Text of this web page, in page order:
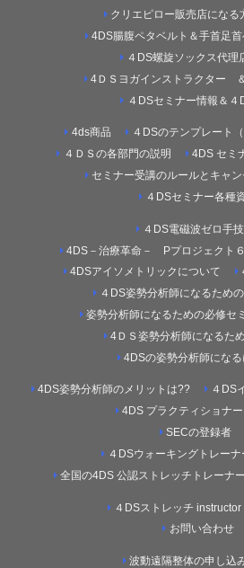
クリエピロー販売店になる
4DS腸腹ペタベルト＆手首足
４DS螺旋ソックス代理
4ＤＳヨガインストラクター
４DSセミナー情報＆４
4ds商品
４DSのテンプレート
４ＤＳの各部門の説明
4DS セミ
セミナー受講のルールとキャ
４DSセミナー各種
４DS電磁波ゼロ手
4DS－治療革命－ Pプロジェクト
4DSアイソメトリックについて
４DS姿勢分析師になるための
姿勢分析師になるための必修セ
4ＤＳ姿勢分析師になるた
4DSの姿勢分析師になる
4DS姿勢分析師のメリットは??
４DS
4DS プラクティショナ
SECの登録者
４DSウォーキングトレ
全国の4DS 公認ストレッチトレーナ
４DSストレッチ
お問い合わせ
波動遠隔整体の申し込